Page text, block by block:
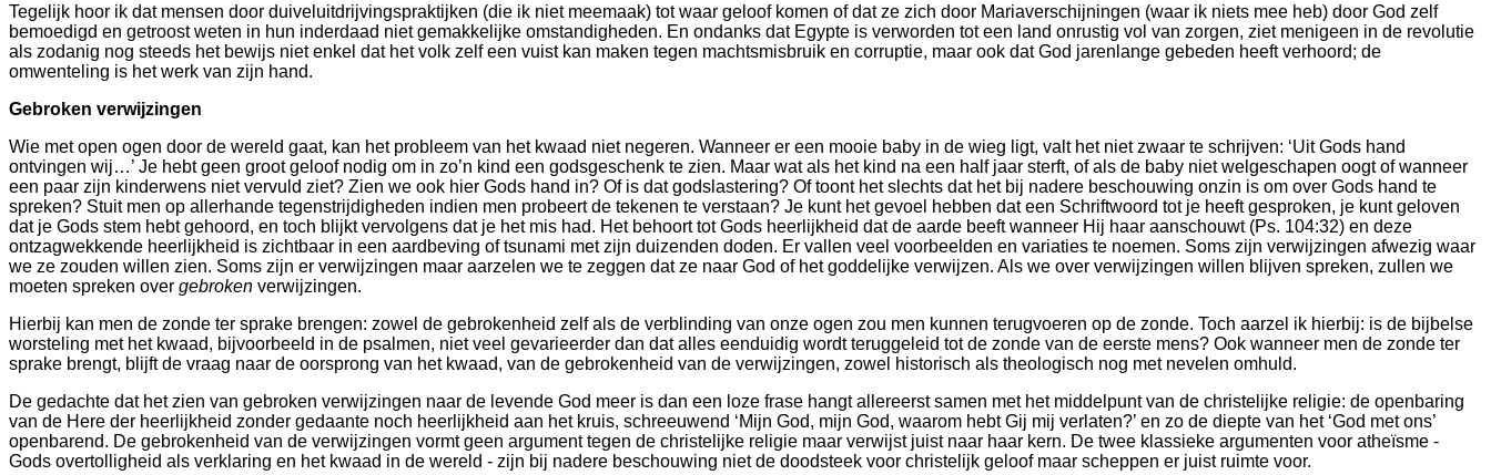
Tegelijk hoor ik dat mensen door duiveluitdrijvingspraktijken (die ik niet meemaak) tot waar geloof komen of dat ze zich door Mariaverschijningen (waar ik niets mee heb) door God zelf
bemoedigd en getroost weten in hun inderdaad niet gemakkelijke omstandigheden. En ondanks dat Egypte is verworden tot een land onrustig vol van zorgen, ziet menigeen in de revolutie
als zodanig nog steeds het bewijs niet enkel dat het volk zelf een vuist kan maken tegen machtsmisbruik en corruptie, maar ook dat God jarenlange gebeden heeft verhoord; de
omwenteling is het werk van zijn hand.
Gebroken verwijzingen
Wie met open ogen door de wereld gaat, kan het probleem van het kwaad niet negeren. Wanneer er een mooie baby in de wieg ligt, valt het niet zwaar te schrijven: ‘Uit Gods hand
ontvingen wij…’ Je hebt geen groot geloof nodig om in zo’n kind een godsgeschenk te zien. Maar wat als het kind na een half jaar sterft, of als de baby niet welgeschapen oogt of wanneer
een paar zijn kinderwens niet vervuld ziet? Zien we ook hier Gods hand in? Of is dat godslastering? Of toont het slechts dat het bij nadere beschouwing onzin is om over Gods hand te
spreken? Stuit men op allerhande tegenstrijdigheden indien men probeert de tekenen te verstaan? Je kunt het gevoel hebben dat een Schriftwoord tot je heeft gesproken, je kunt geloven
dat je Gods stem hebt gehoord, en toch blijkt vervolgens dat je het mis had. Het behoort tot Gods heerlijkheid dat de aarde beeft wanneer Hij haar aanschouwt (Ps. 104:32) en deze
ontzagwekkende heerlijkheid is zichtbaar in een aardbeving of tsunami met zijn duizenden doden. Er vallen veel voorbeelden en variaties te noemen. Soms zijn verwijzingen afwezig waar
we ze zouden willen zien. Soms zijn er verwijzingen maar aarzelen we te zeggen dat ze naar God of het goddelijke verwijzen. Als we over verwijzingen willen blijven spreken, zullen we
moeten spreken over gebroken verwijzingen.
Hierbij kan men de zonde ter sprake brengen: zowel de gebrokenheid zelf als de verblinding van onze ogen zou men kunnen terugvoeren op de zonde. Toch aarzel ik hierbij: is de bijbelse
worsteling met het kwaad, bijvoorbeeld in de psalmen, niet veel gevarieerder dan dat alles eenduidig wordt teruggeleid tot de zonde van de eerste mens? Ook wanneer men de zonde ter
sprake brengt, blijft de vraag naar de oorsprong van het kwaad, van de gebrokenheid van de verwijzingen, zowel historisch als theologisch nog met nevelen omhuld.
De gedachte dat het zien van gebroken verwijzingen naar de levende God meer is dan een loze frase hangt allereerst samen met het middelpunt van de christelijke religie: de openbaring
van de Here der heerlijkheid zonder gedaante noch heerlijkheid aan het kruis, schreeuwend ‘Mijn God, mijn God, waarom hebt Gij mij verlaten?’ en zo de diepte van het ‘God met ons’
openbarend. De gebrokenheid van de verwijzingen vormt geen argument tegen de christelijke religie maar verwijst juist naar haar kern. De twee klassieke argumenten voor atheïsme -
Gods overtolligheid als verklaring en het kwaad in de wereld - zijn bij nadere beschouwing niet de doodsteek voor christelijk geloof maar scheppen er juist ruimte voor.